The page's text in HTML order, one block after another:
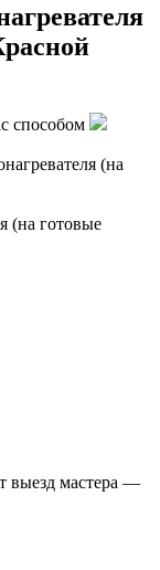
способом
(на
(на готовые
выезд мастера —